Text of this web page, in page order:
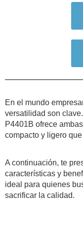
En el mundo
versatilidad son
P4401B ofrece
compacto y ligero que
A continuación, te
características y
ideal para quienes
sacrificar la calidad.